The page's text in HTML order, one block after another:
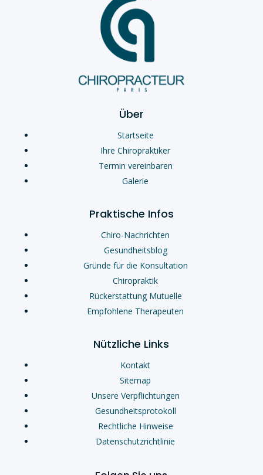
Über
Startseite
Ihre Chiropraktiker
Termin vereinbaren
Galerie
Praktische Infos
Chiro-Nachrichten
Gesundheitsblog
Gründe für die Konsultation
Chiropraktik
Rückerstattung Mutuelle
Empfohlene Therapeuten
Nützliche Links
Kontakt
Sitemap
Unsere Verpflichtungen
Gesundheitsprotokoll
Rechtliche Hinweise
Datenschutzrichtlinie